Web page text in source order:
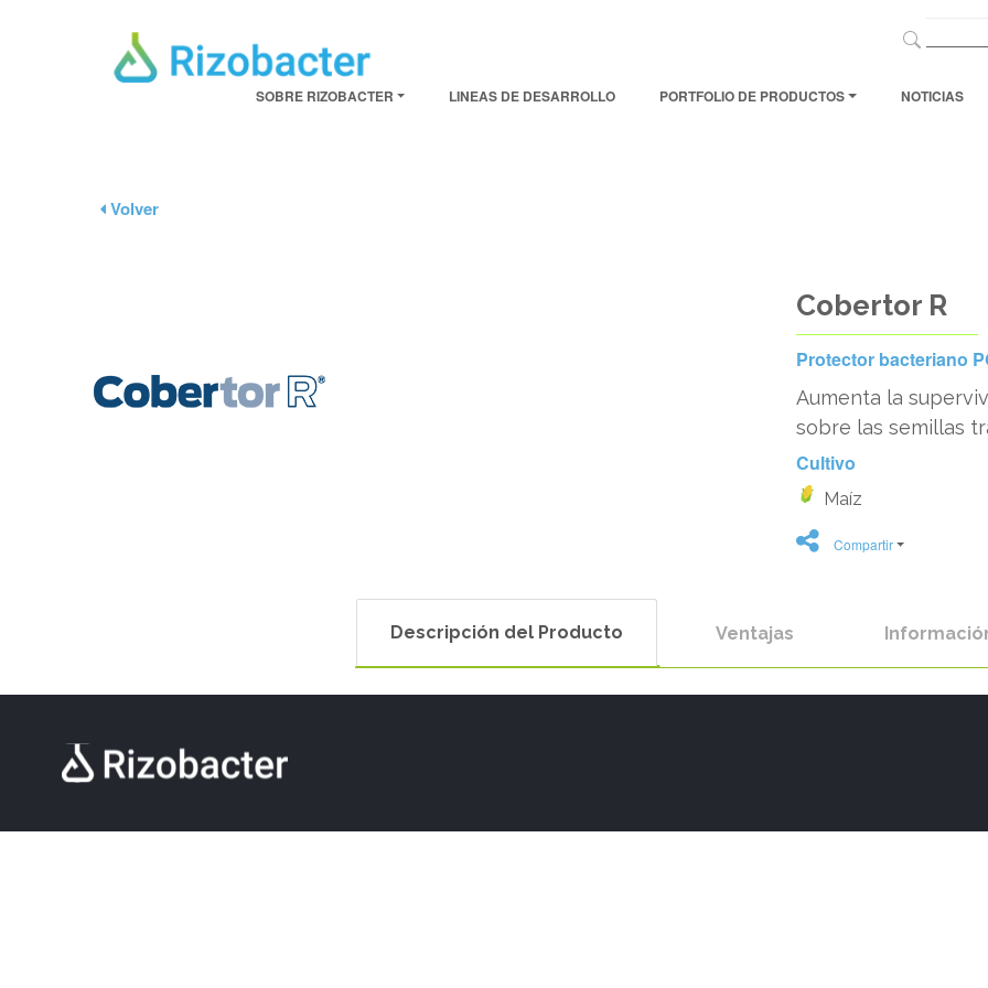
SOBRE RIZOBACTER LINEAS DE DESARROLLO PORTFOLIO DE PRODUCTOS NOTICIAS
Volver
Cobertor R
Protector bacteriano
Aumenta la
sobre las semillas
Cultivo
Maíz
Compartir
Descripción del Producto Ventajas